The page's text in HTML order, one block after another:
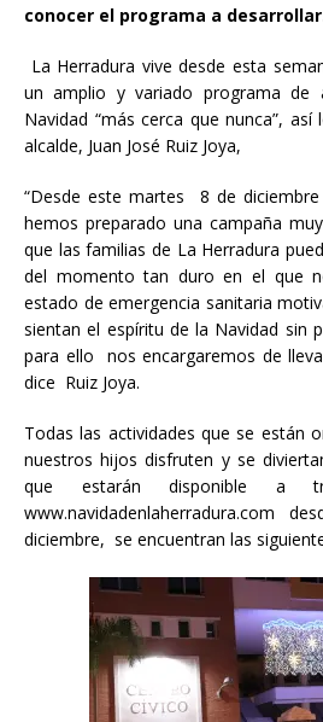
conocer el programa a
La Herradura vive desde esta
un amplio y variado programa de
Navidad “más cerca que nunca”,
alcalde, Juan José Ruiz Joya,
“Desde este martes 8 de
hemos preparado una campaña
que las familias de La Herradura
del momento tan duro en el que
estado de emergencia sanitaria
sientan el espíritu de la Navidad sin
para ello nos encargaremos de
dice Ruiz Joya.
Todas las actividades que se están
nuestros hijos disfruten y se
que estarán disponible a
www.navidadenlaherradura.com
diciembre, se encuentran las